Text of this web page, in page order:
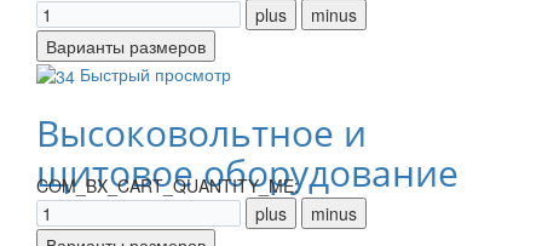
Быстрый просмотр
Высоковольтное и
щитовое оборудование
COM_BX_CART_QUANTITY_ME: